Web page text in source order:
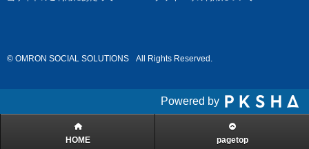
© OMRON SOCIAL SOLUTIONS All Rights Reserved.
Powered by
HOME pagetop